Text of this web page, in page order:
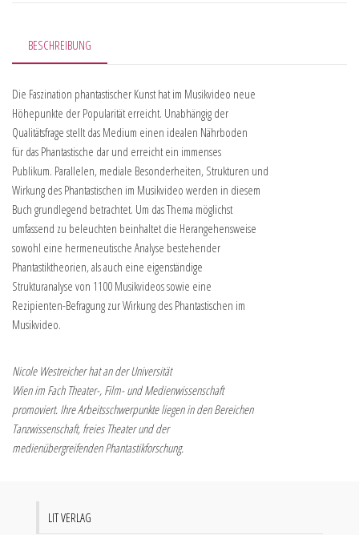
BESCHREIBUNG
Die Faszination phantastischer Kunst hat im Musikvideo neue
Höhepunkte der Popularität erreicht. Unabhängig der
Qualitätsfrage stellt das Medium einen idealen Nährboden
für das Phantastische dar und erreicht ein immenses
Publikum. Parallelen, mediale Besonderheiten, Strukturen und
Wirkung des Phantastischen im Musikvideo werden in diesem
Buch grundlegend betrachtet. Um das Thema möglichst
umfassend zu beleuchten beinhaltet die Herangehensweise
sowohl eine hermeneutische Analyse bestehender
Phantastiktheorien, als auch eine eigenständige
Strukturanalyse von 1100 Musikvideos sowie eine
Rezipienten-Befragung zur Wirkung des Phantastischen im
Musikvideo.
Nicole Westreicher hat an der Universität
Wien im Fach Theater-, Film- und Medienwissenschaft
promoviert. Ihre Arbeitsschwerpunkte liegen in den Bereichen
Tanzwissenschaft, freies Theater und der
medienübergreifenden Phantastikforschung.
LIT VERLAG